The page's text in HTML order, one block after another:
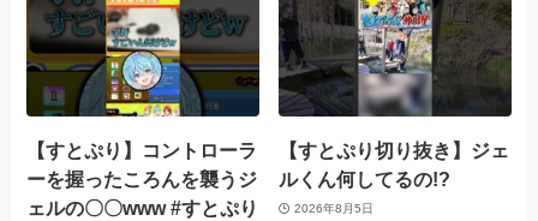
【すとぷり】コントローラ
ーを握ったころんを襲うジ
ェルの〇〇www #すとぷり
【すとぷり切り抜き】ジェ
ルくん何してるの!?
2026年8月5日